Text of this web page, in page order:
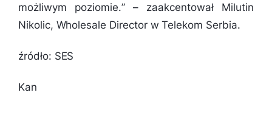
możliwym poziomie.” – zaakcentował Milutin
Nikolic, Wholesale Director w Telekom Serbia.
źródło: SES
Kan